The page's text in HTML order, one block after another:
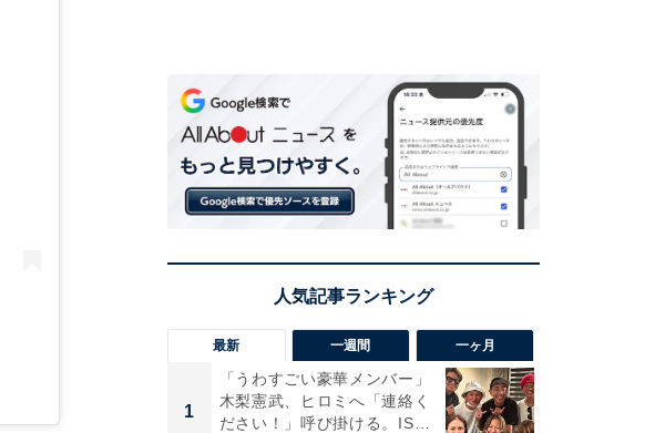
最新 一週間 一ヶ月
1
「うわすごい豪華メンバー」
木梨憲武、ヒロミへ「連絡く
ださい！」呼び掛ける。IS